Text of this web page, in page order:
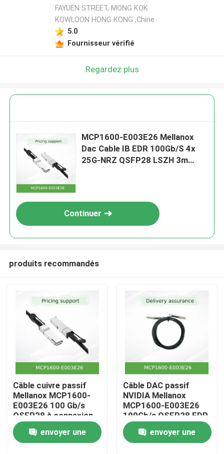
Accueil
Produits
FAYUEN STREET, MONG KOK
KOWLOON HONG KONG ,Chine
5.0
Fournisseur vérifié
Regardez plus
MCP1600-E003E26 Mellanox
Dac Cable IB EDR 100Gb/S 4x
25G-NRZ QSFP28 LSZH 3m
Continuer
produits recommandés
Câble cuivre passif
Mellanox MCP1600-
E003E26 100 Gb/s
QSFP28 à connexion
directe – 3 m, EDR
InfiniBand, faible
latence,
envoyer une
Câble DAC passif
NVIDIA Mellanox
MCP1600-E003E26
100Gb/s QSFP28 EDR
InfiniBand 3m
envoyer une